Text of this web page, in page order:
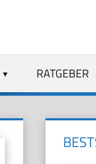
RATGEBER